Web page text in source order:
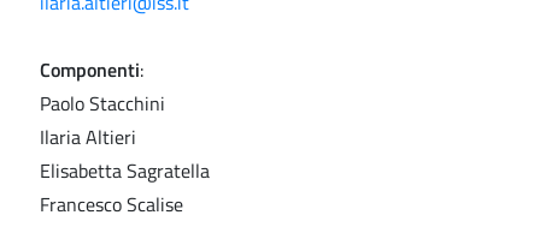
Componenti:
Paolo Stacchini
Ilaria Altieri
Elisabetta Sagratella
Francesco Scalise